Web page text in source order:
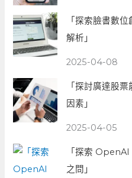
「探索臉書數
解析」
2025-04-08
「探討廣達股
因素」
2025-04-05
「探索
之問」